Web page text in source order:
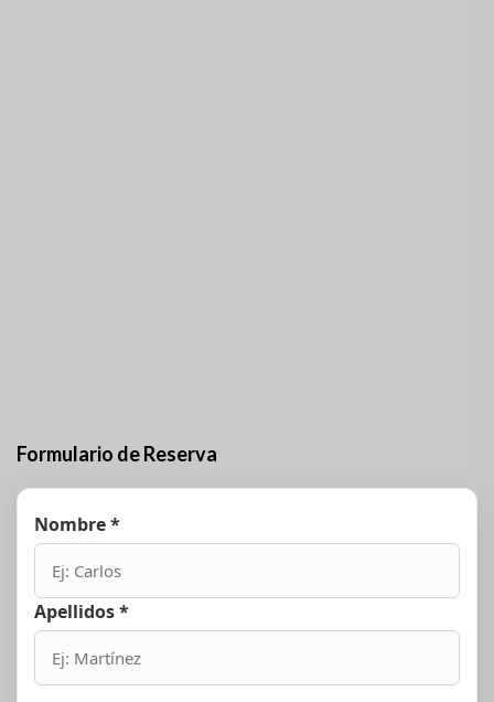
Formulario de Reserva
Nombre *
Apellidos *